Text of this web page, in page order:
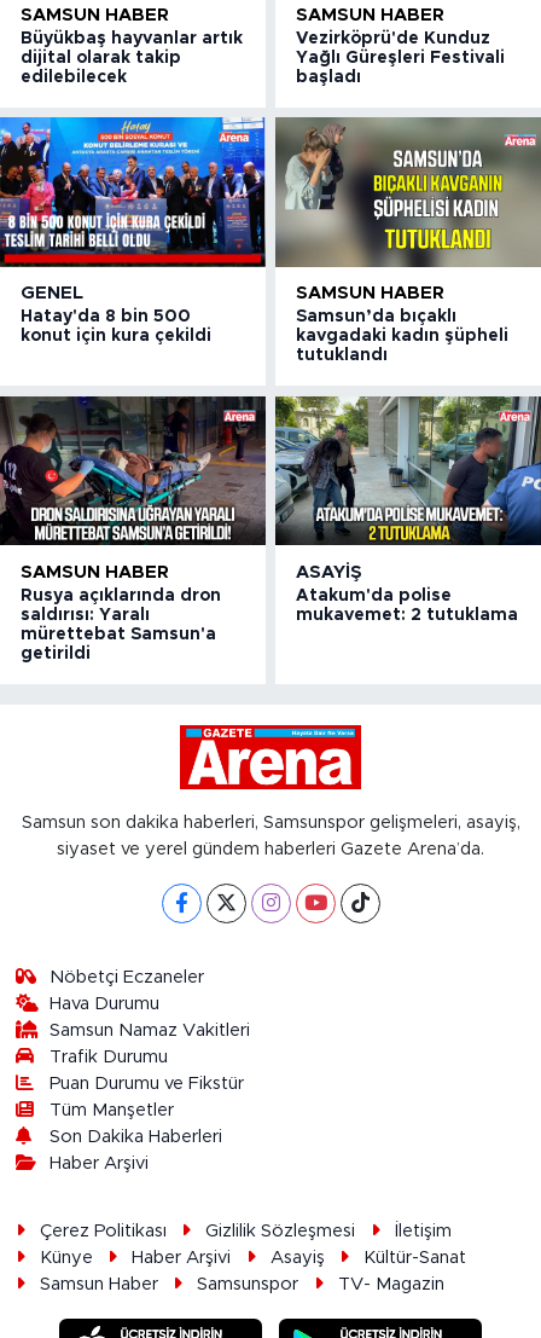
SAMSUN HABER
Büyükbaş hayvanlar artık
dijital olarak takip
edilebilecek
SAMSUN HABER
Vezirköprü'de Kunduz
Yağlı Güreşleri Festivali
başladı
GENEL
Hatay'da 8 bin 500
konut için kura çekildi
SAMSUN HABER
Samsun’da bıçaklı
kavgadaki kadın şüpheli
tutuklandı
SAMSUN HABER
Rusya açıklarında dron
saldırısı: Yaralı
mürettebat Samsun'a
getirildi
ASAYIŞ
Atakum'da polise
mukavemet: 2 tutuklama
Samsun son dakika haberleri, Samsunspor gelişmeleri, asayiş,
siyaset ve yerel gündem haberleri Gazete Arena’da.
Nöbetçi Eczaneler
Hava Durumu
Samsun Namaz Vakitleri
Trafik Durumu
Puan Durumu ve Fikstür
Tüm Manşetler
Son Dakika Haberleri
Haber Arşivi
Çerez Politikası Gizlilik Sözleşmesi
İletişim
Künye
Haber Arşivi Asayiş
Kültür-Sanat
Samsun Haber
Samsunspor TV- Magazin